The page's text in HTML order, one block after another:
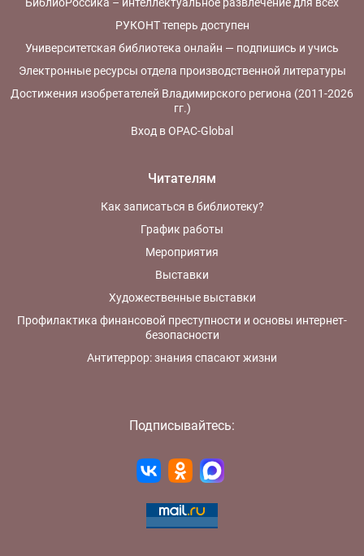
РУКОНТ теперь доступен
Университетская библиотека онлайн — подпишись и учись
Электронные ресурсы отдела производственной литературы
Достижения изобретателей Владимирского региона (2011-2026
гг.)
Вход в OPAC-Global
Читателям
Как записаться в библиотеку?
График работы
Мероприятия
Выставки
Художественные выставки
Профилактика финансовой преступности и основы интернет-
безопасности
Антитеррор: знания спасают жизни
Подписывайтесь: